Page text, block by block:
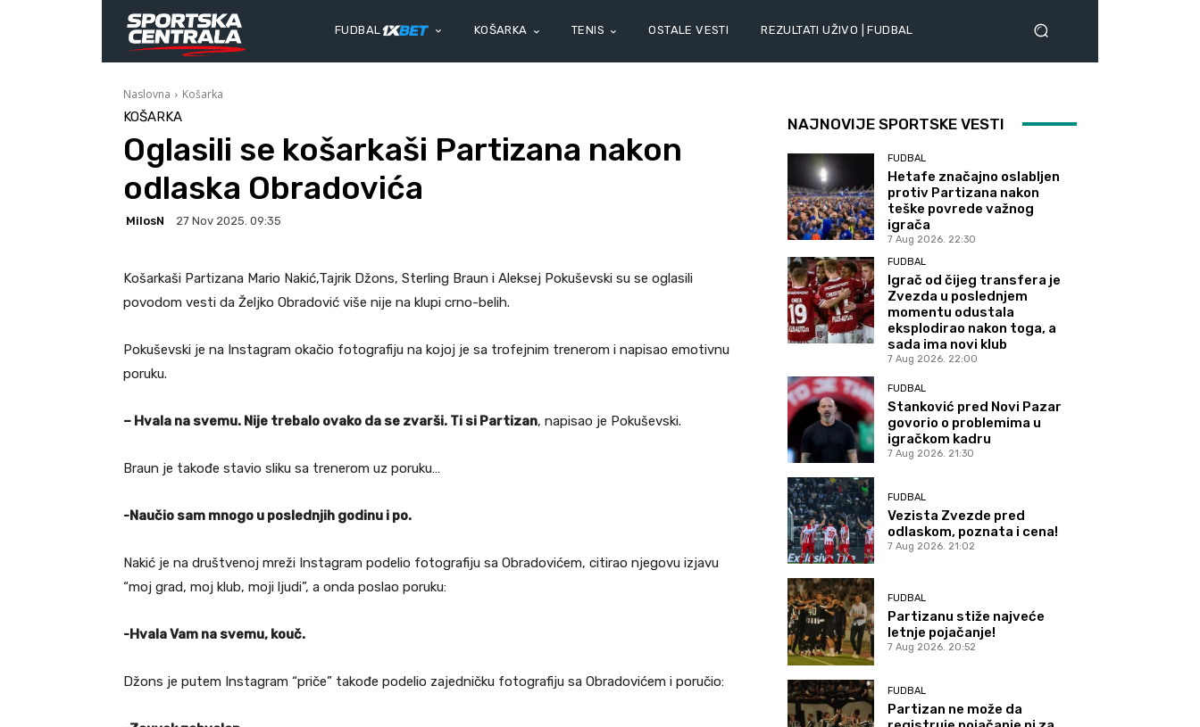
FUDBAL KOŠARKA TENIS OSTALE VESTI REZULTATI UŽIVO | FUDBAL
Naslovna Košarka
KOŠARKA
Oglasili se košarkaši Partizana nakon
odlaska Obradovića
MilosN 27 Nov 2025. 09:35
Košarkaši Partizana Mario Nakić,Tajrik Džons, Sterling Braun i Aleksej Pokuševski su se oglasili
povodom vesti da Željko Obradović više nije na klupi crno-belih.
Pokuševski je na Instagram okačio fotografiju na kojoj je sa trofejnim trenerom i napisao emotivnu
poruku.
– Hvala na svemu. Nije trebalo ovako da se zvarši. Ti si Partizan, napisao je Pokuševski.
Braun je takođe stavio sliku sa trenerom uz poruku…
-Naučio sam mnogo u poslednjih godinu i po.
Nakić je na društvenoj mreži Instagram podelio fotografiju sa Obradovićem, citirao njegovu izjavu
“moj grad, moj klub, moji ljudi”, a onda poslao poruku:
-Hvala Vam na svemu, kouč.
Džons je putem Instagram “priče” takođe podelio zajedničku fotografiju sa Obradovićem i poručio:
NAJNOVIJE SPORTSKE VESTI
FUDBAL
Hetafe značajno oslabljen
protiv Partizana nakon
teške povrede važnog
igrača
7 Aug 2026. 22:30
FUDBAL
Igrač od čijeg transfera je
Zvezda u poslednjem
momentu odustala
eksplodirao nakon toga, a
sada ima novi klub
7 Aug 2026. 22:00
FUDBAL
Stanković pred Novi Pazar
govorio o problemima u
igračkom kadru
7 Aug 2026. 21:30
FUDBAL
Vezista Zvezde pred
odlaskom, poznata i cena!
7 Aug 2026. 21:02
FUDBAL
Partizanu stiže najveće
letnje pojačanje!
7 Aug 2026. 20:52
FUDBAL
Partizan ne može da